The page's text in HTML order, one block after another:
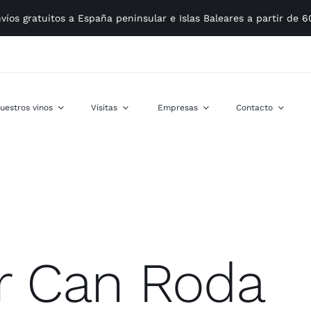
gratuitos a España peninsular e Islas Baleares a partir de
vinos Visitas Empresas Contacto
Can Roda